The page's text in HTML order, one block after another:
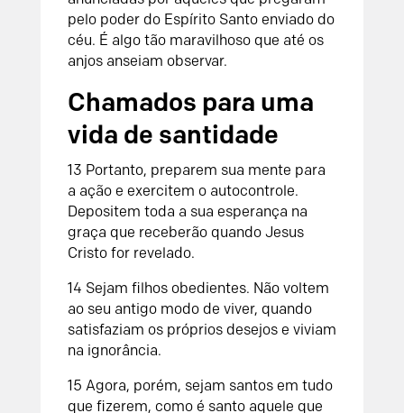
pelo poder do Espírito Santo enviado do
céu. É algo tão maravilhoso que até os
anjos anseiam observar.
Chamados para uma
vida de santidade
13 Portanto, preparem sua mente para
a ação e exercitem o autocontrole.
Depositem toda a sua esperança na
graça que receberão quando Jesus
Cristo for revelado.
14 Sejam filhos obedientes. Não voltem
ao seu antigo modo de viver, quando
satisfaziam os próprios desejos e viviam
na ignorância.
15 Agora, porém, sejam santos em tudo
que fizerem, como é santo aquele que